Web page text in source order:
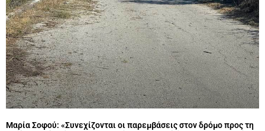
Μαρία Σοφού: «Συνεχίζονται οι παρεμβάσεις στον δρόμο προς τη